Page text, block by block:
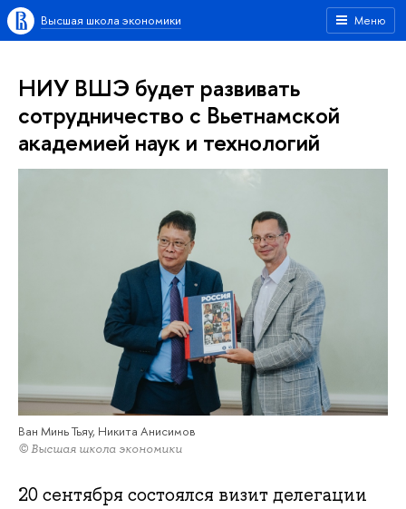
Меню
Высшая школа экономики
НИУ ВШЭ будет развивать
сотрудничество с Вьетнамской
академией наук и технологий
Ван Минь Тьяу, Никита Анисимов
© Высшая школа экономики
20 сентября состоялся визит делегации